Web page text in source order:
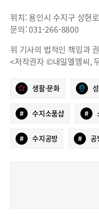
위치: 용인시 수지구 상현
문의: 031-266-8800
위 기사의 법적인 책임과
<저작권자 ©내일엘엠씨,
생활·문화
# 수지소품샵 #
# 수지공방 # 공